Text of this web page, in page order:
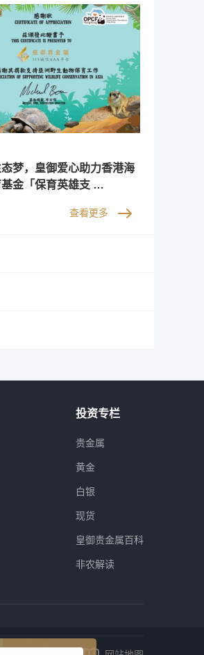
梦，皇御爱心助力香港海
金「保育英雄支 …
查看更多
投资专栏
贵金属
黄金
白银
现货
皇御贵金属百科
非农解读